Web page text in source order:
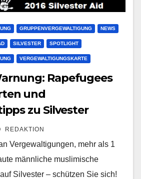
GRUPPENVERGEWALTIGUNG NEWS
SILVESTER SPOTLIGHT
VERGEWALTIGUNGSKARTE
Rapefugees
und
zu Silvester
REDAKTION
Vergewaltigungen, mehr als 1
männliche muslimische
Silvester – schützen Sie sich!